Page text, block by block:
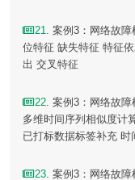
21. 案例3：网络故
位特征 缺失特征 特征
出 交叉特征
22. 案例3：网络故
多维时间序列相似度计
已打标数据标签补充 时
23. 案例3：网络故